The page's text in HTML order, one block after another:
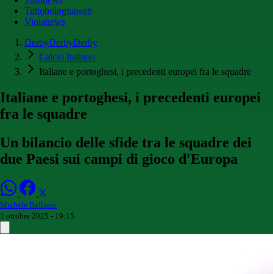
Tuttobolognaweb
Violanews
DerbyDerbyDerby
Calcio Italiano
Italiane e portoghesi, i precedenti europei fra le squadre
Italiane e portoghesi, i precedenti europei
fra le squadre
Un bilancio delle sfide tra le squadre dei
due Paesi sui campi di gioco d'Europa
Michele Bellame
1 ottobre 2025 - 19:15